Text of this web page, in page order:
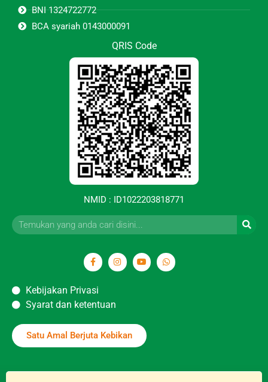
BNI 1324722772
BCA syariah 0143000091
QRIS Code
NMID : ID1022203818771
Kebijakan Privasi
Syarat dan ketentuan
Satu Amal Berjuta Kebikan